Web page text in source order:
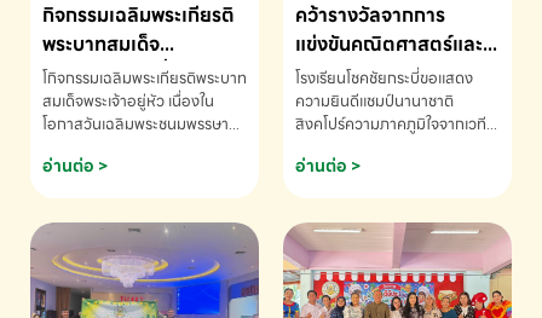
กิจกรรมเฉลิมพระเกียรติ
พระบาทสมเด็จ
พระเจ้าอยู่หัว เนื่องใน
โอกาสวันเฉลิม
พระชนมพรรษา
โกิจกรรมเฉลิมพระเกียรติพระบาท
สมเด็จพระเจ้าอยู่หัว เนื่องใน
โอกาสวันเฉลิมพระชนมพรรษา
ข้อมูลเพิ่มเติม โทร. 075-691910
อ่านต่อ >
คว้ารางวัลจากการ
แข่งขันคณิตศาสตร์และ
คณิตคิดเร็วนานาชาติ
ครั้งที่ 46 ประจำปี 2569
ณ ประเทศสิงคโปร์
โรงเรียนโชคชัยกระบี่ขอแสดง
ความยินดีแชมป์นานาชาติ
สิงคโปร์ความภาคภูมิใจจากเวที
ด.ช.พัทธนันท์ พรหมพันธ์ ชั้น
อนุบาล EP K3 โรงเรียนโชคชัย
แข่งขันคณิตศาสตร์และคณิตคิด
เร็วนานาชาติ ครั้งที่ 46 ประจำปี
2569 ณ ประเทศสิงคโปร์
INTERNATIONAL
อ่านต่อ >